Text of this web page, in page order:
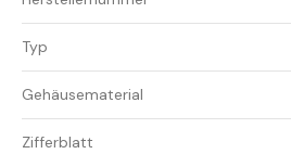
Typ
Gehäusematerial
Zifferblatt